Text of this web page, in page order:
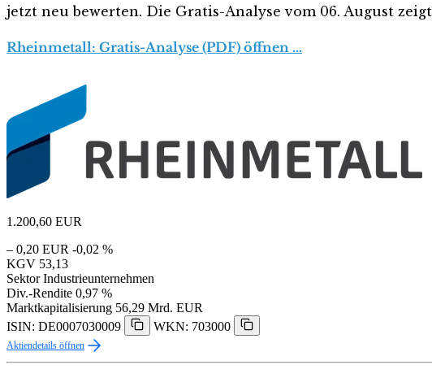
jetzt neu bewerten. Die Gratis-Analyse vom 06. August
Rheinmetall: Gratis-Analyse (PDF) öffnen …
1.200,60 EUR
– 0,20 EUR -0,02 %
KGV 53,13
Sektor Industrieunternehmen
Div.-Rendite 0,97 %
Marktkapitalisierung 56,29 Mrd. EUR
ISIN: DE0007030009
WKN: 703000
Aktiendetails öffnen